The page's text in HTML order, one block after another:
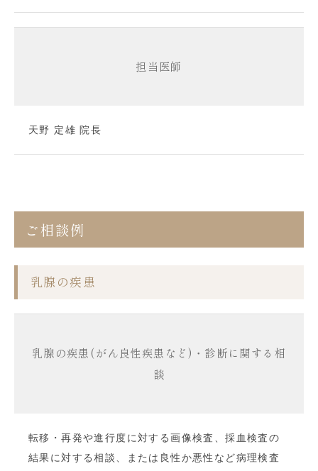
担当医師
天野 定雄 院長
ご相談例
乳腺の疾患
乳腺の疾患(がん良性疾患など)・ 診断に関する相
談
転移・再発や進行度に対する画像検査、採血検査の
結果に対する相談、または良性か悪性など病理検査